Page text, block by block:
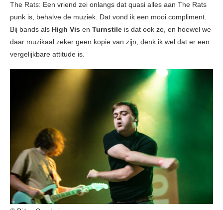
The Rats: Een vriend zei onlangs dat quasi alles aan The Rats
punk is, behalve de muziek. Dat vond ik een mooi compliment.
Bij bands als High Vis en Turnstile is dat ook zo, en hoewel we
daar muzikaal zeker geen kopie van zijn, denk ik wel dat er een
vergelijkbare attitude is.